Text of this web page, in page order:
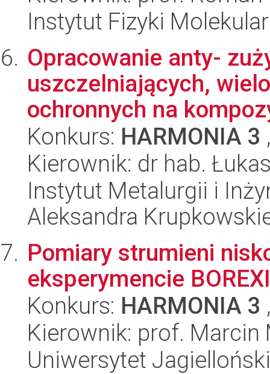
Instytut Fizyki
Opracowanie anty-
uszczelniających,
ochronnych na
Konkurs: HARMONIA 3
Kierownik: dr hab.
Instytut Metalurgii i
Aleksandra
Pomiary strumieni
eksperymencie
Konkurs: HARMONIA 3
Kierownik: prof. Marcin
Uniwersytet